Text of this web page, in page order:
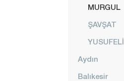
MURGUL
ŞAVŞAT
YUSUFELİ
Aydın
Balıkesir